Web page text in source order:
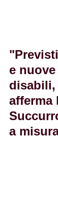
e
disabili,
afferma
a